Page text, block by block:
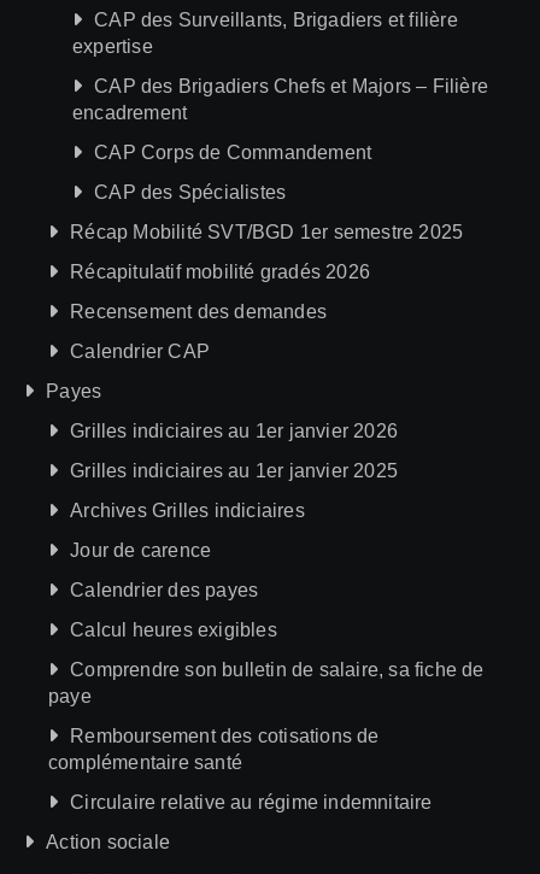
CAP des Surveillants, Brigadiers et filière
expertise
CAP des Brigadiers Chefs et Majors – Filière
encadrement
CAP Corps de Commandement
CAP des Spécialistes
Récap Mobilité SVT/BGD 1er semestre 2025
Récapitulatif mobilité gradés 2026
Recensement des demandes
Calendrier CAP
Payes
Grilles indiciaires au 1er janvier 2026
Grilles indiciaires au 1er janvier 2025
Archives Grilles indiciaires
Jour de carence
Calendrier des payes
Calcul heures exigibles
Comprendre son bulletin de salaire, sa fiche de
paye
Remboursement des cotisations de
complémentaire santé
Circulaire relative au régime indemnitaire
Action sociale